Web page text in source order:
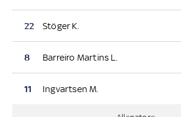
22 Stöger K.
8 Barreiro Martins L.
11 Ingvartsen M.